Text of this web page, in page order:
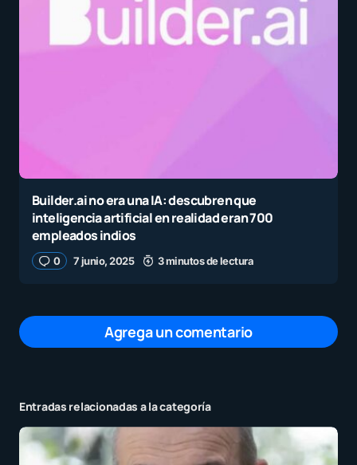
Builder.ai no era una IA: descubren que
inteligencia artificial en realidad eran 700
empleados indios
0 7 junio, 2025 3 minutos de lectura
Agrega un comentario
Tu dirección de correo electrónico no será
publicada.
Los campos obligatorios están
marcados con
Entradas relacionadas a la categoría